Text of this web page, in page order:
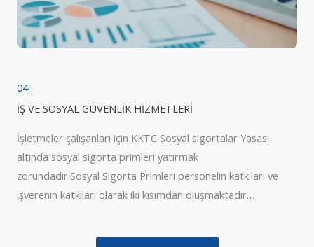
04.
İŞ VE SOSYAL GÜVENLİK HİZMETLERİ
İşletmeler çalışanları için KKTC Sosyal sigortalar Yasası
altında sosyal sigorta primleri yatırmak
zorundadır.Sosyal Sigorta Primleri personelin katkıları ve
işverenin katkıları olarak iki kısımdan oluşmaktadır…